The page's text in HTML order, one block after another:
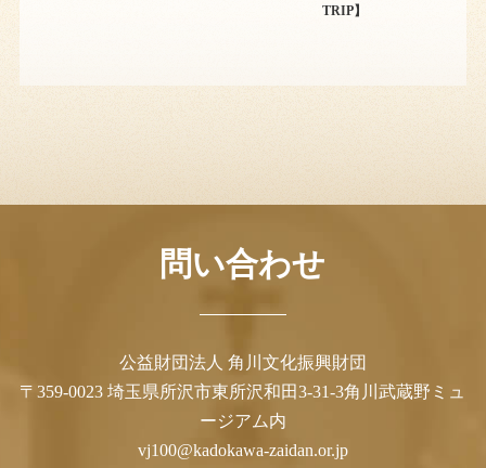
TRIP】
問い合わせ
公益財団法人 角川文化振興財団
〒359-0023 埼玉県所沢市東所沢和田3-31-3角川武蔵野ミュ
ージアム内
vj100@kadokawa-zaidan.or.jp